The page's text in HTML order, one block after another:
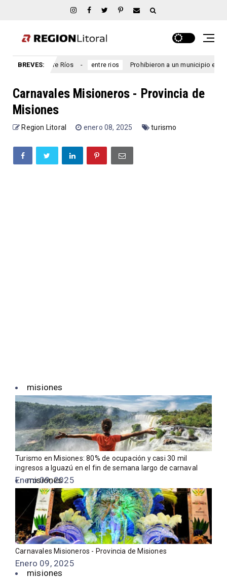
BREVES:
Entre Ríos entre rios Prohibieron a un municipio entrerriano
Carnavales Misioneros - Provincia de
Misiones
Region Litoral enero 08, 2025 turismo
misiones
Turismo en Misiones: 80% de ocupación y casi 30 mil
ingresos a Iguazú en el fin de semana largo de carnaval
Enero 09, 2025
misiones
Carnavales Misioneros - Provincia de Misiones
Enero 09, 2025
misiones